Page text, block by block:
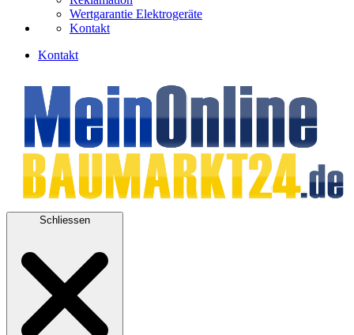
Wertgarantie Elektrogeräte
Kontakt
Kontakt
Schliessen